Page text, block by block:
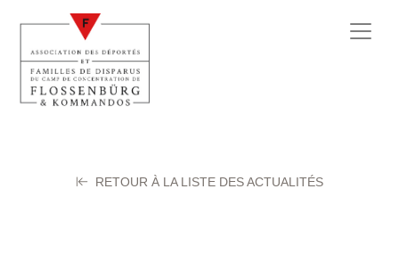
RETOUR À LA LISTE DES ACTUALITÉS